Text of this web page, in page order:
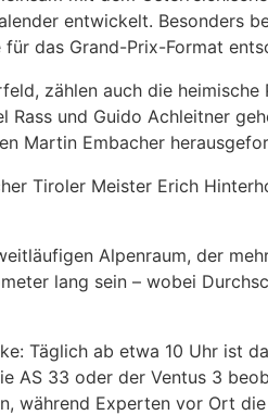
entwickelt. Besonders
das Grand-Prix-Format
zählen auch die
und Guido Achleitner
Martin Embacher
Tiroler Meister Erich
Alpenraum, der
lang sein – wobei
Täglich ab etwa 10 Uhr ist
AS 33 oder der Ventus 3
während Experten vor Ort